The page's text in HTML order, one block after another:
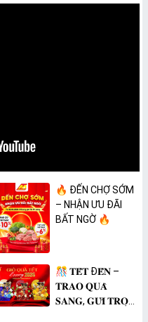
🔥 ĐẾN CHỢ SỚM
– NHẬN ƯU ĐÃI
BẤT NGỜ 🔥
🎊 𝐓𝐄̂́𝐓 Đ𝐄̂́𝐍 –
𝐓𝐑𝐀𝐎 𝐐𝐔𝐀̀
𝐒𝐀𝐍𝐆, 𝐆𝐔̛̉𝐈 𝐓𝐑𝐎̣𝐍